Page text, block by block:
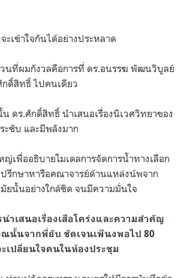
ะเข้าใจกันได้อย่างประหลาด
นที่ผมกังวลคือการที่ ดร.อนรรฆ พัฒนวิบูลย์
ดิ์สิทธิ์ ไปคนเดียว
ดร.ศักดิ์สิทธิ์ นำเสนอเรื่องนิเวศวิทยาของ
ะชับ และมีพลังมาก
เพื่ออธิบายโมเดลการจัดการน้ำทางเลือก
ปรึกษาหารือคณาจารย์ด้านแหล่งน้พจาก
ยนั้นอย่างใกล้ชิด จนมีความมั่นใจ
ำเสนอเรื่องเสือโคร่งและความสำคัญ
ณนั้นจากพี่ยับ ชัดเจนเพีนงพอไป 80
เปลี่ยนใจคนในห้องประชุม